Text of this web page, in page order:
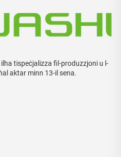
tispeċjalizza fil-produzzjoni u l-
aktar minn 13-il sena.